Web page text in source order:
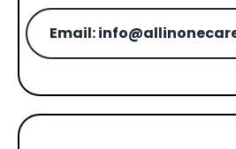
Email: